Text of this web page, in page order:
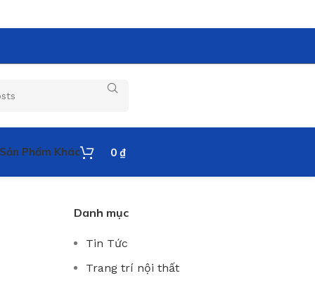
Sản Phẩm Khác 0 ₫
Danh mục
Tin Tức
Trang trí nội thất